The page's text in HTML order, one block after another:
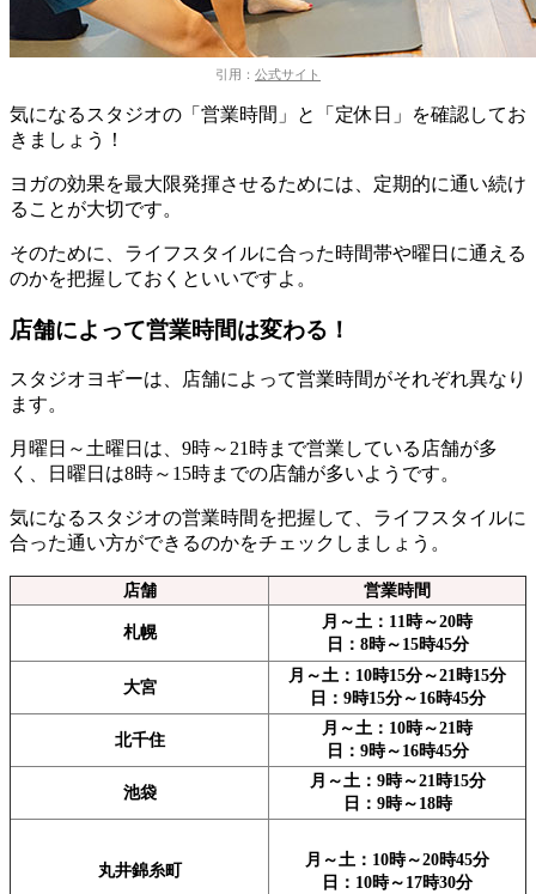
引用： 公式サイト
気になるスタジオの「営業時間」と「定休日」を確認してお
きましょう！
ヨガの効果を最大限発揮させるためには、定期的に通い続け
ることが大切です。
そのために、ライフスタイルに合った時間帯や曜日に通える
のかを把握しておくといいですよ。
店舗によって営業時間は変わる！
スタジオヨギーは、
店舗によって営業時間がそれぞれ異なり
ます。
月曜日～土曜日は、9時～21時まで営業している店舗が多
く、
日曜日は8時～15時までの店舗が多いようです。
気になるスタジオの営業時間を把握して、ライフスタイルに
合った通い方ができるのかをチェックしましょう。
店舗 営業時間
札幌
月～土：11時～20時
日：8時～15時45分
大宮
月～土：10時15分～21時15分
日：9時15分～16時45分
北千住
月～土：10時～21時
日：9時～16時45分
池袋
月～土：9時～21時15分
日：9時～18時
丸井錦糸町
月～土：10時～20時45分
日：10時～17時30分